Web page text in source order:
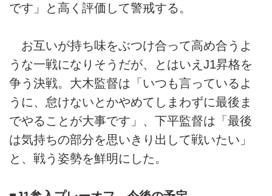
です」と高く評価して警戒する。
お互いが持ち味をぶつけ合って高め合うよ
うな一戦になりそうだが、とはいえJ1昇格を
争う決戦。大木監督は「いつも言っているよ
うに、怠けないとかやめてしまわずに最後ま
でやることが大事です」、下平監督は「最後
は気持ちの部分を思いきり出して戦いたい」
と、戦う姿勢を鮮明にした。